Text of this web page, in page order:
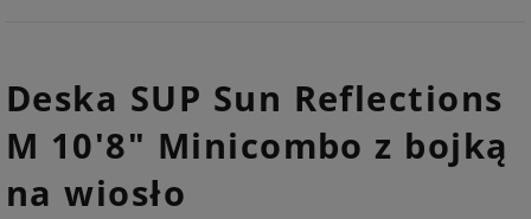
Deska SUP Sun Reflections
M 10'8" Minicombo z bojką
na wiosło